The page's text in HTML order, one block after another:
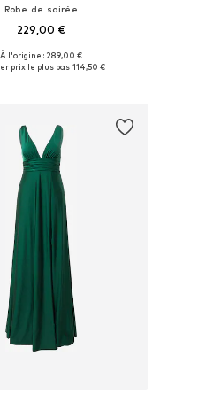
Robe de soirée
229,00 €
disponibles: 42
À l'origine : 289,00 €
prix le plus bas :114,50 €